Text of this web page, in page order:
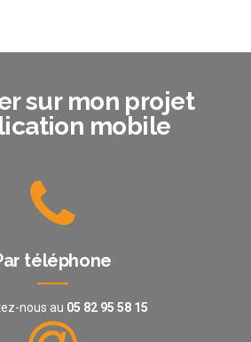
sur mon projet
mobile
téléphone
nous au 05 82 95 58 15